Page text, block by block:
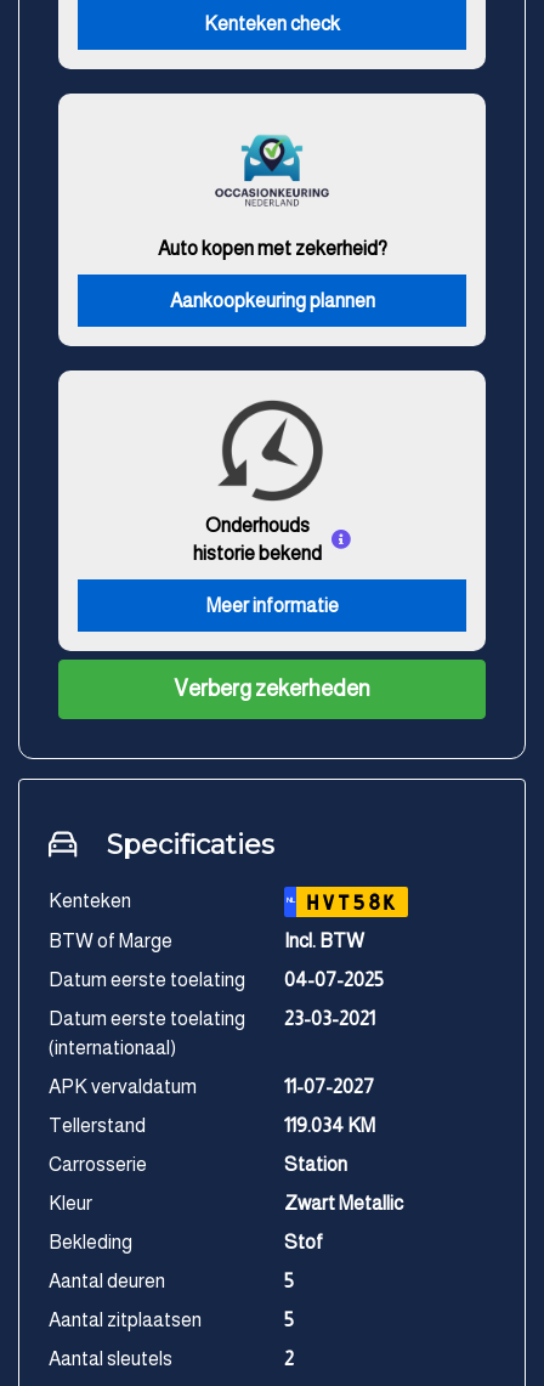
Kenteken check
Auto kopen met zekerheid?
Aankoopkeuring plannen
Onderhouds
historie bekend
Meer informatie
Verberg zekerheden
Specificaties
Kenteken NL HVT58K
BTW of Marge
Incl. BTW
Datum eerste toelating
04-07-2025
Datum eerste toelating
(internationaal)
23-03-2021
APK vervaldatum
11-07-2027
Tellerstand
119.034 KM
Carrosserie
Station
Kleur
Zwart Metallic
Bekleding
Stof
Aantal deuren
5
Aantal zitplaatsen
5
Aantal sleutels
2